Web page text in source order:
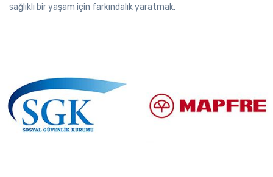
sağlıklı bir yaşam için farkındalık yaratmak.